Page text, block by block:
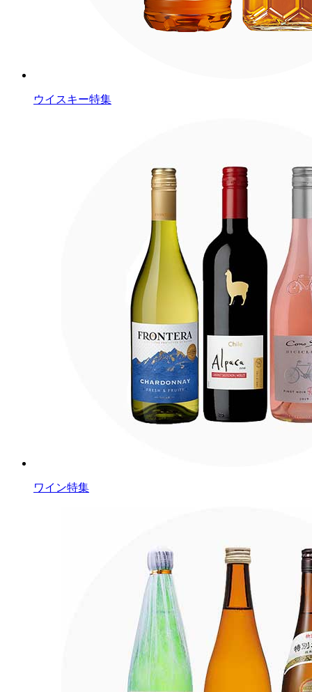
ウイスキー特集
ワイン特集